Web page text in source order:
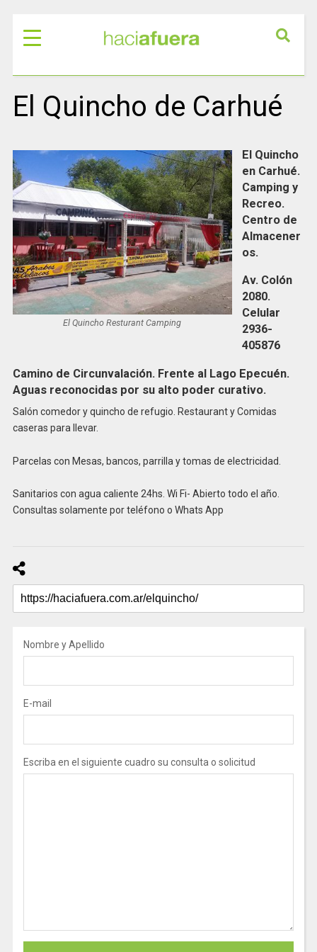
El Quincho de Carhué
El Quincho Resturant Camping
El Quincho
en Carhué.
Camping y
Recreo.
Centro de
Almacener
os.
Av. Colón
2080.
Celular
2936-
405876
Camino de Circunvalación. Frente al Lago Epecuén.
Aguas reconocidas por su alto poder curativo.
Salón comedor y quincho de refugio. Restaurant y Comidas
caseras para llevar.
Parcelas con Mesas, bancos, parrilla y tomas de electricidad.
Sanitarios con agua caliente 24hs. Wi Fi- Abierto todo el año.
Consultas solamente por teléfono o Whats App
Nombre y Apellido
E-mail
Escriba en el siguiente cuadro su consulta o solicitud